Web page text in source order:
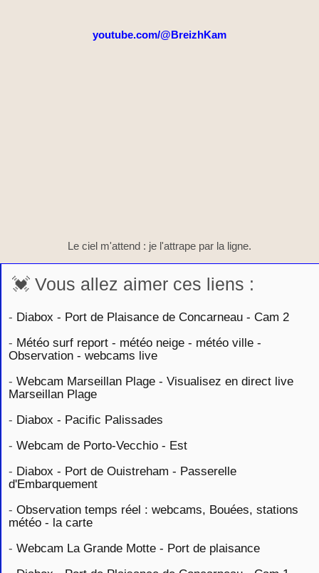
youtube.com/@BreizhKam
Le ciel m'attend : je l'attrape par la ligne.
💓 Vous allez aimer ces liens :
- Diabox - Port de Plaisance de Concarneau - Cam 2
- Météo surf report - météo neige - météo ville -
Observation - webcams live
- Webcam Marseillan Plage - Visualisez en direct live
Marseillan Plage
- Diabox - Pacific Palissades
- Webcam de Porto-Vecchio - Est
- Diabox - Port de Ouistreham - Passerelle
d'Embarquement
- Observation temps réel : webcams, Bouées, stations
météo - la carte
- Webcam La Grande Motte - Port de plaisance